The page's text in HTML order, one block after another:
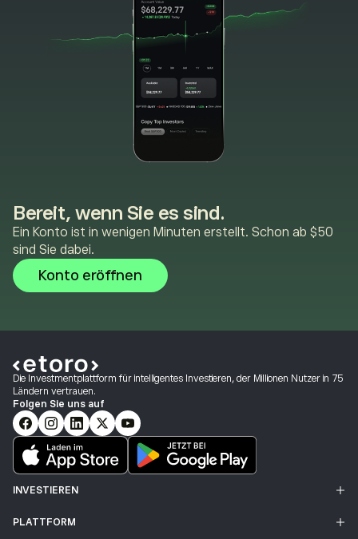
Bereit, wenn Sie es sind.
Ein Konto ist in wenigen Minuten erstellt. Schon ab $50
sind Sie dabei.
Konto eröffnen
Die Investmentplattform für intelligentes Investieren, der Millionen Nutzer in 75
Ländern vertrauen.
Folgen Sie uns auf
INVESTIEREN
PLATTFORM